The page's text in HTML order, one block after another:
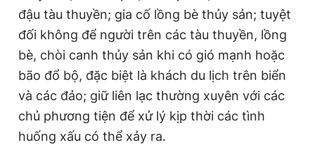
đậu tàu thuyền; gia cố lồng bè thủy sản; tuyệt
đối không để người trên các tàu thuyền, lồng
bè, chòi canh thủy sản khi có gió mạnh hoặc
bão đổ bộ, đặc biệt là khách du lịch trên biển
và các đảo; giữ liên lạc thường xuyên với các
chủ phương tiện để xử lý kịp thời các tình
huống xấu có thể xảy ra.